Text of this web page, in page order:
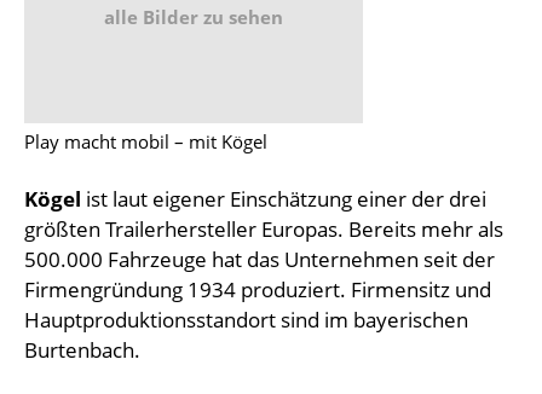
alle Bilder zu sehen
Play macht mobil – mit Kögel
Kögel ist laut eigener Einschätzung einer der drei
größten Trailerhersteller Europas. Bereits mehr als
500.000 Fahrzeuge hat das Unternehmen seit der
Firmengründung 1934 produziert. Firmensitz und
Hauptproduktionsstandort sind im bayerischen
Burtenbach.